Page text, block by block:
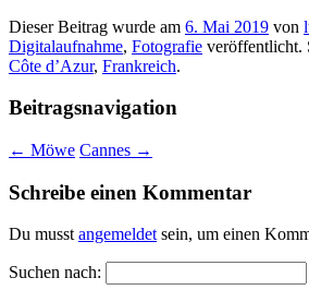
Dieser Beitrag wurde am 6. Mai 2019 von
Digitalaufnahme, Fotografie veröffentlicht.
Côte d’Azur, Frankreich.
Beitragsnavigation
← Möwe Cannes →
Schreibe einen Kommentar
Du musstangemeldetsein, um einen
Suchen nach: